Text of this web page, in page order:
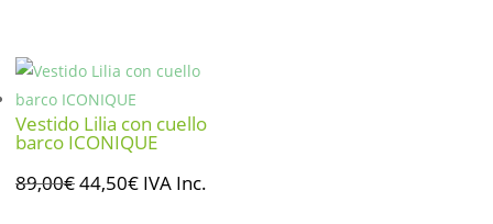
era:
299,00€.
es:
Vestido Lilia con cuello
barco ICONIQUE
89,00€El
44,50€ElIVA Inc.